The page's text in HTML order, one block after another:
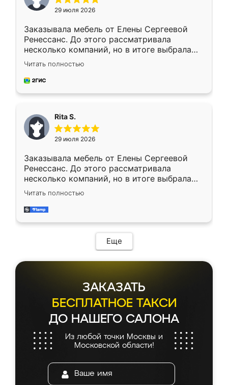
29 июля 2026
Заказывала мебель от Елены Сергеевой
Ренессанс. До этого рассматривала
несколько компаний, но в итоге выбрала
эту. Сначала обговорили условия, потом
приехал замерщик, всё спокойно объяснил
и снял размеры. Изготовили в срок, с
каких-либо доработок. Качеством осталась
довольна, все выглядит так, как и ожидала.
Читать полностью
Rita S.
29 июля 2026
Заказывала мебель от Елены Сергеевой
Ренессанс. До этого рассматривала
несколько компаний, но в итоге выбрала
эту. Сначала обговорили условия, потом
приехал замерщик, всё спокойно объяснил
и снял размеры. Изготовили в срок, с
мебель сразу встала на свое место без
каких-либо доработок. Качеством осталась
довольна, все выглядит так, как и ожидала.
Читать полностью
Еще
ЗАКАЗАТЬ
БЕСПЛАТНОЕ ТАКСИ
ДО НАШЕГО САЛОНА
Из любой точки Москвы и
Московской области!